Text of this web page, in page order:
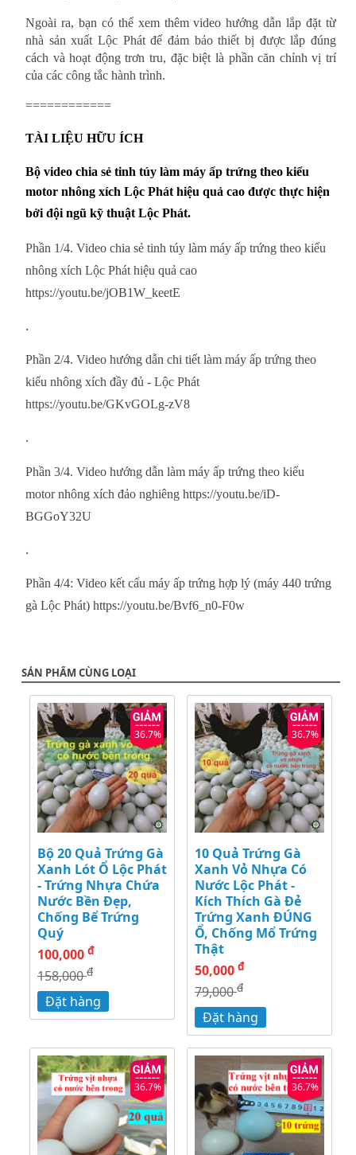
Ngoài ra, bạn có thể xem thêm video hướng dẫn lắp đặt từ
nhà sản xuất Lộc Phát để đảm bảo thiết bị được lắp đúng
cách và hoạt động trơn tru, đặc biệt là phần căn chỉnh vị trí
của các công tắc hành trình.
============
TÀI LIỆU HỮU ÍCH
Bộ video chia sẻ tinh túy làm máy ấp trứng theo kiểu
motor nhông xích Lộc Phát hiệu quả cao được thực hiện
bởi đội ngũ kỹ thuật Lộc Phát.
Phần 1/4. Video chia sẻ tinh túy làm máy ấp trứng theo kiểu
nhông xích Lộc Phát hiệu quả cao
https://youtu.be/jOB1W_keetE
.
Phần 2/4. Video hướng dẫn chi tiết làm máy ấp trứng theo
kiểu nhông xích đầy đủ - Lộc Phát
https://youtu.be/GKvGOLg-zV8
.
Phần 3/4. Video hướng dẫn làm máy ấp trứng theo kiểu
motor nhông xích đảo nghiêng https://youtu.be/iD-
BGGoY32U
.
Phần 4/4: Video kết cấu máy ấp trứng hợp lý (máy 440 trứng
gà Lộc Phát) https://youtu.be/Bvf6_n0-F0w
SẢN PHẨM CÙNG LOẠI
36.7%
Bộ 20 Quả Trứng Gà
Xanh Lót Ổ Lộc Phát
- Trứng Nhựa Chứa
Nước Bền Đẹp,
Chống Bể Trứng
Quý
100,000 đ
158,000đ
Đặt hàng
36.7%
10 Quả Trứng Gà
Xanh Vỏ Nhựa Có
Nước Lộc Phát -
Kích Thích Gà Đẻ
Trứng Xanh ĐÚNG
Ổ, Chống Mổ Trứng
Thật
50,000 đ
79,000đ
Đặt hàng
36.7% 36.7%